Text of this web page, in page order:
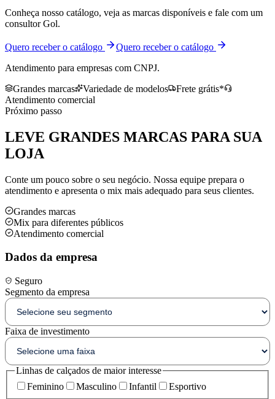
Conheça nosso catálogo, veja as marcas disponíveis e fale com um
consultor Gol.
Quero receber o catálogo
Quero receber o catálogo
Atendimento para empresas com CNPJ.
Grandes marcas
Variedade de modelos
Frete grátis*
Atendimento comercial
Próximo passo
LEVE GRANDES MARCAS PARA SUA
LOJA
Conte um pouco sobre o seu negócio. Nossa equipe prepara o
atendimento e apresenta o mix mais adequado para seus clientes.
Grandes marcas
Mix para diferentes públicos
Atendimento comercial
Dados da empresa
Seguro
Segmento da empresa
Faixa de investimento
Linhas de calçados de maior interesse
Feminino
Masculino Infantil
Esportivo